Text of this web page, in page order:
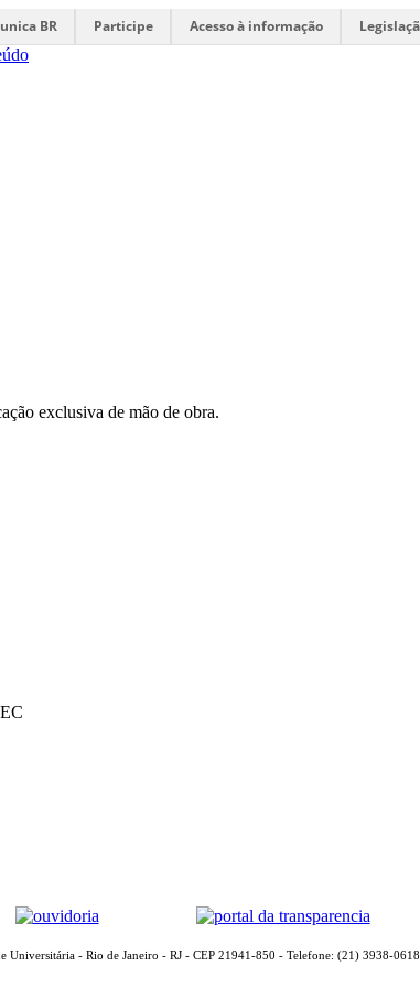
BR Participe Acesso à informação
exclusiva de mão de obra.
Universitária - Rio de Janeiro - RJ - CEP 21941-850 - Telefone: (21) 3938-0618